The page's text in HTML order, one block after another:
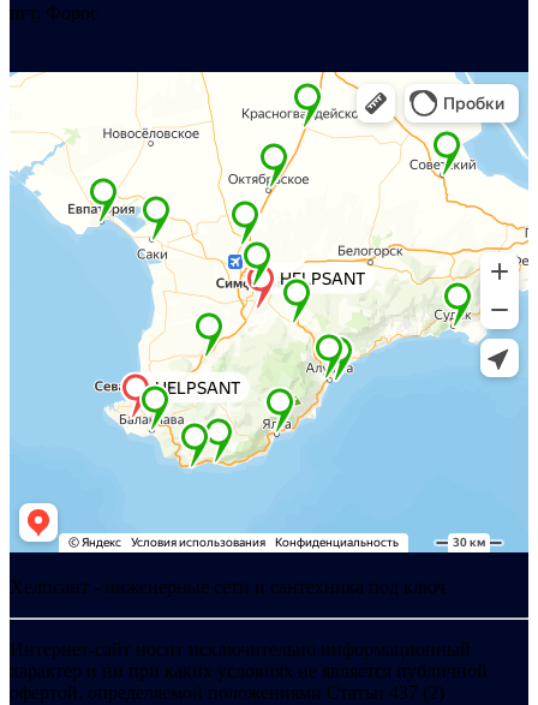
пгт. Форос
Хелпсант - инженерные сети и сантехника под ключ
Интернет-сайт носит исключительно информационный
характер и ни при каких условиях не является публичной
офертой, определяемой положениями Статьи 437 (2)